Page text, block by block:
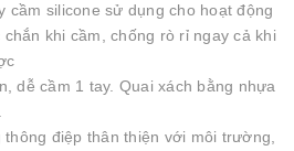
cầm silicone sử dụng cho hoạt động
khi cầm, chống rò rỉ ngay cả khi
dễ cầm 1 tay. Quai xách bằng nhựa
điệp thân thiện với môi trường,